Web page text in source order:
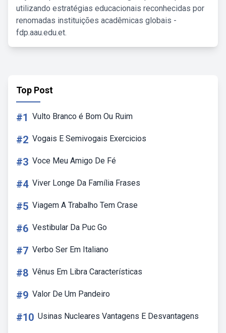
utilizando estratégias educacionais reconhecidas por
renomadas instituições acadêmicas globais -
fdp.aau.edu.et.
Top Post
#1 Vulto Branco é Bom Ou Ruim
#2 Vogais E Semivogais Exercicios
#3 Voce Meu Amigo De Fé
#4 Viver Longe Da Família Frases
#5 Viagem A Trabalho Tem Crase
#6 Vestibular Da Puc Go
#7 Verbo Ser Em Italiano
#8 Vênus Em Libra Características
#9 Valor De Um Pandeiro
#10 Usinas Nucleares Vantagens E Desvantagens